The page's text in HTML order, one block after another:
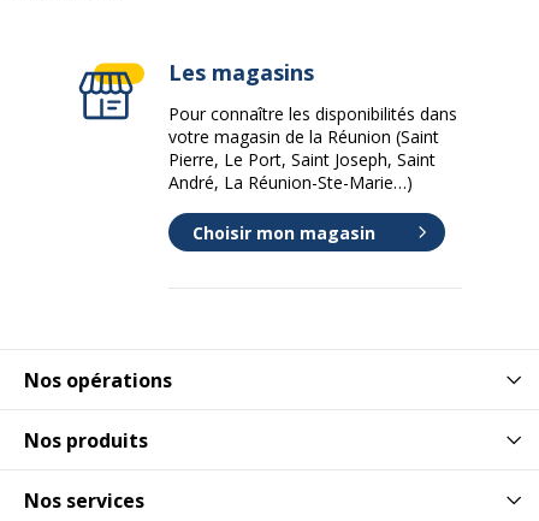
Nos opérations
Nos produits
Nos services
Les magasins
Pour connaître les disponibilités dans
votre magasin de la Réunion (Saint
Pierre, Le Port, Saint Joseph, Saint
André, La Réunion-Ste-Marie…)
Choisir mon magasin